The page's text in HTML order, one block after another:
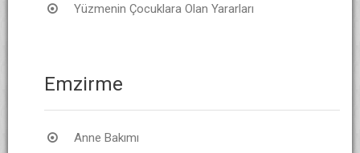
Yüzmenin Çocuklara Olan Yararları
Emzirme
Anne Bakımı